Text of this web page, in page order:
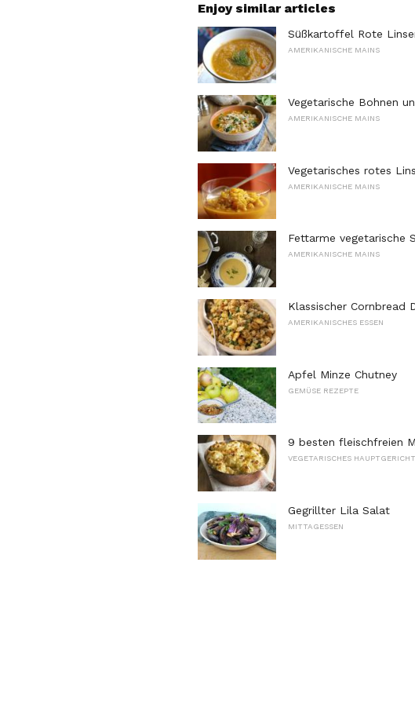
Enjoy similar articles
Süßkartoffel Rote
AMERIKANISCHE MAINS
Vegetarische Bohnen
AMERIKANISCHE MAINS
Vegetarisches rotes
AMERIKANISCHE MAINS
Fettarme vegetarische
AMERIKANISCHE MAINS
Klassischer Cornbread
AMERIKANISCHES ESSEN
Apfel Minze Chutney
GEMÜSE REZEPTE
9 besten fleischfreien
VEGETARISCHES HAUPTGERICHT
Gegrillter Lila Salat
MITTAGESSEN